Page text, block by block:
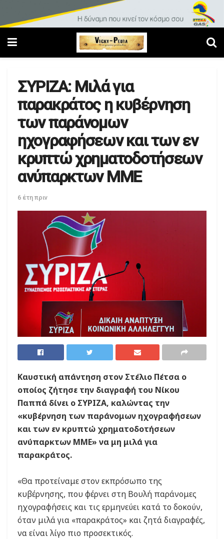
ΣΥΡΙΖΑ: Μιλά για
παρακράτος η κυβέρνηση
των παράνομων
ηχογραφήσεων και των εν
κρυπτώ χρηματοδοτήσεων
ανύπαρκτων ΜΜΕ
6 έτη πριν
Καυστική απάντηση στον Στέλιο Πέτσα ο
οποίος ζήτησε την διαγραφή του Νίκου
Παππά δίνει ο ΣΥΡΙΖΑ, καλώντας την
«κυβέρνηση των παράνομων ηχογραφήσεων
και των εν κρυπτώ χρηματοδοτήσεων
ανύπαρκτων ΜΜΕ» να μη μιλά για
παρακράτος.
«Θα προτείναμε στον εκπρόσωπο της
κυβέρνησης, που φέρνει στη Βουλή παράνομες
ηχογραφήσεις και τις ερμηνεύει κατά το δοκούν,
όταν μιλά για «παρακράτος» και ζητά διαγραφές,
να είναι λίγο πιο προσεκτικός.